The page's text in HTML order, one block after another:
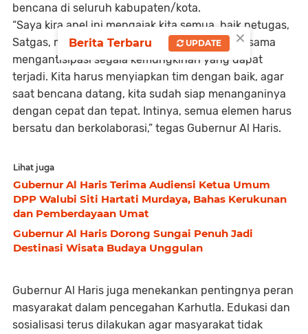
bencana di seluruh kabupaten/kota.
“Saya kira apel ini mengajak kita semua, baik petugas,
Satgas, maupun masyarakat, untuk bersama-sama
mengantisipasi segala kemungkinan yang dapat
terjadi. Kita harus menyiapkan tim dengan baik, agar
saat bencana datang, kita sudah siap menanganinya
dengan cepat dan tepat. Intinya, semua elemen harus
bersatu dan berkolaborasi,” tegas Gubernur Al Haris.
Lihat juga
Gubernur Al Haris Terima Audiensi Ketua Umum
DPP Walubi Siti Hartati Murdaya, Bahas Kerukunan
dan Pemberdayaan Umat
Gubernur Al Haris Dorong Sungai Penuh Jadi
Destinasi Wisata Budaya Unggulan
Gubernur Al Haris juga menekankan pentingnya peran
masyarakat dalam pencegahan Karhutla. Edukasi dan
sosialisasi terus dilakukan agar masyarakat tidak
×
Berita Terbaru UPDATE